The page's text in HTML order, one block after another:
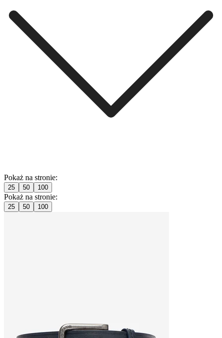
Pokaż na stronie:
25 50 100
Pokaż na stronie:
25 50 100